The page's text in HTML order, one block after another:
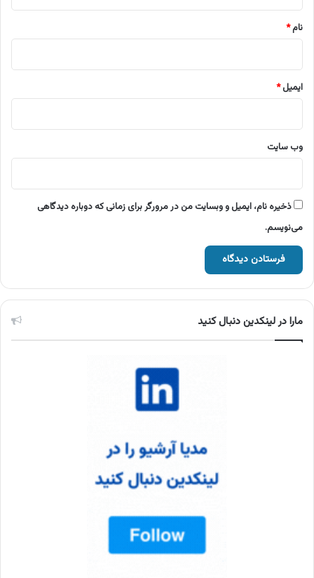
نام*
ایمیل*
وب‌ سایت
ذخیره نام، ایمیل و وبسایت من در مرورگر برای زمانی که دوباره دیدگاهی
می‌نویسم.
مارا در لینکدین دنبال کنید